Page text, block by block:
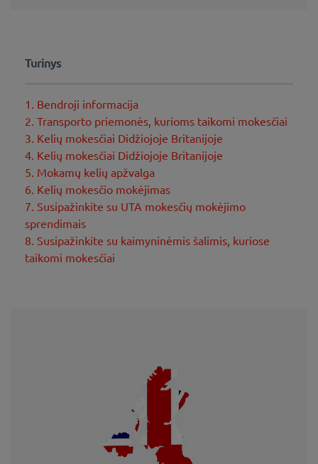
Turinys
1. Bendroji informacija
2. Transporto priemonės, kurioms taikomi mokesčiai
3. Kelių mokesčiai Didžiojoje Britanijoje
4. Kelių mokesčiai Didžiojoje Britanijoje
5. Mokamų kelių apžvalga
6. Kelių mokesčio mokėjimas
7. Susipažinkite su UTA mokesčių mokėjimo
sprendimais
8. Susipažinkite su kaimyninėmis šalimis, kuriose
taikomi mokesčiai